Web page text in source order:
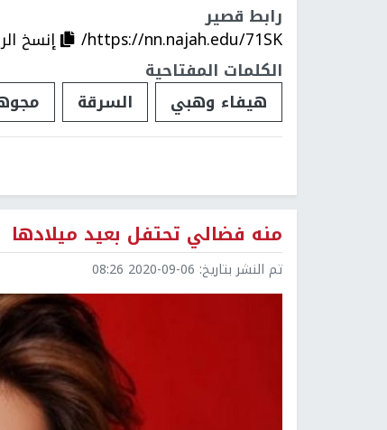
رابط قصير
https://nn.najah.edu/71SK/
إنسخ
الكلمات المفتاحية
هيفاء وهبي
السرقة
منه فضالي تحتفل بعيد ميلادها
تم النشر بتاريخ: 2020-09-06 08:26